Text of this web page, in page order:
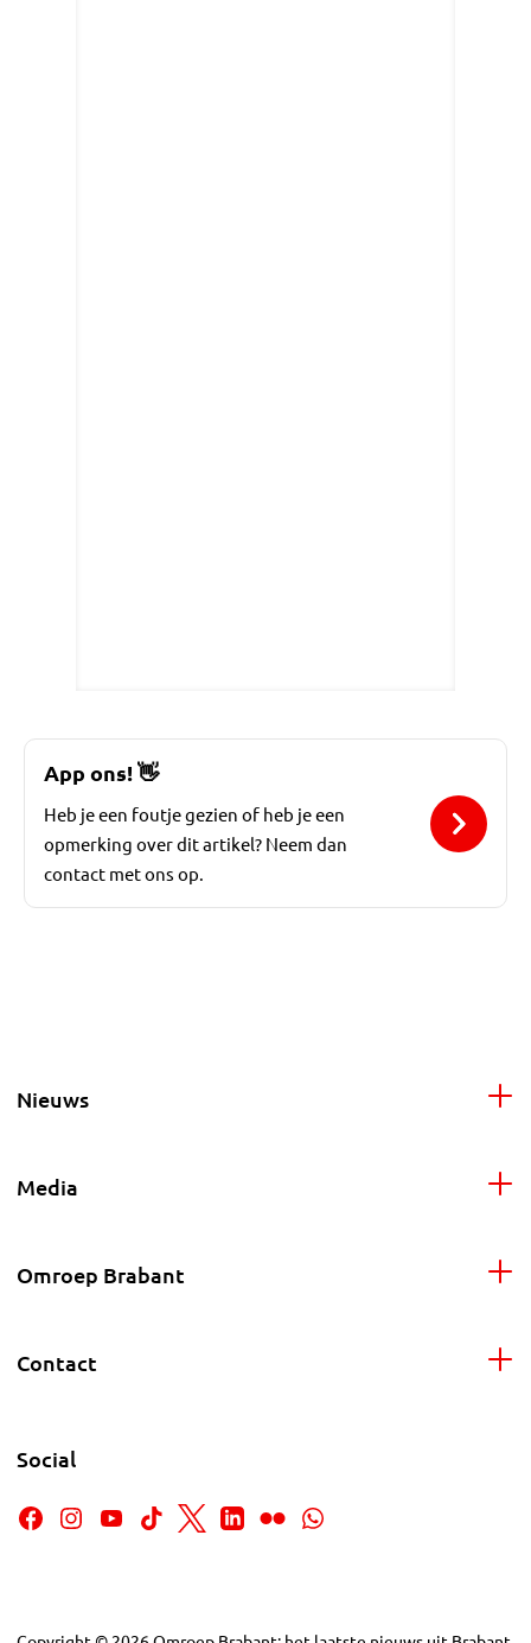
App ons!👋
Heb je een foutje gezien of heb je een
opmerking over dit artikel? Neem dan
contact met ons op.
Nieuws
Media
Omroep Brabant
Contact
Social